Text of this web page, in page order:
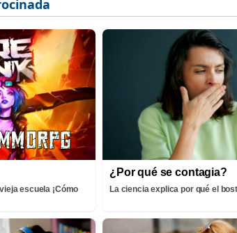
escuela ¡Cómo
¿Por qué se contagia?
La ciencia explica por qué el